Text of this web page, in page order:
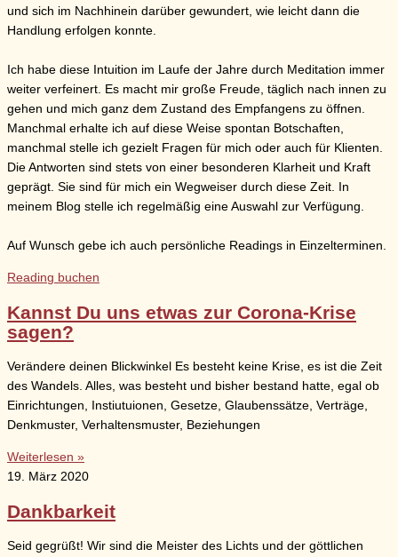
und sich im Nachhinein darüber gewundert, wie leicht dann die
Handlung erfolgen konnte.
Ich habe diese Intuition im Laufe der Jahre durch Meditation immer
weiter verfeinert. Es macht mir große Freude, täglich nach innen zu
gehen und mich ganz dem Zustand des Empfangens zu öffnen.
Manchmal erhalte ich auf diese Weise spontan Botschaften,
manchmal stelle ich gezielt Fragen für mich oder auch für Klienten.
Die Antworten sind stets von einer besonderen Klarheit und Kraft
geprägt. Sie sind für mich ein Wegweiser durch diese Zeit. In
meinem Blog stelle ich regelmäßig eine Auswahl zur Verfügung.
Auf Wunsch gebe ich auch persönliche Readings in Einzelterminen.
Reading buchen
Kannst Du uns etwas zur Corona-Krise
sagen?
Verändere deinen Blickwinkel Es besteht keine Krise, es ist die Zeit
des Wandels. Alles, was besteht und bisher bestand hatte, egal ob
Einrichtungen, Instiutuionen, Gesetze, Glaubenssätze, Verträge,
Denkmuster, Verhaltensmuster, Beziehungen
Weiterlesen »
19. März 2020
Dankbarkeit
Seid gegrüßt! Wir sind die Meister des Lichts und der göttlichen